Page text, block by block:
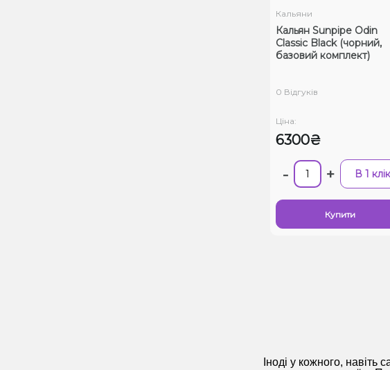
Кальяни
Кальян Sunpipe Odin
Classic Black (чорний,
базовий комплект)
0 Відгуків
Ціна:
6300₴
- + В 1 клік
Купити
Іноді у кожного,